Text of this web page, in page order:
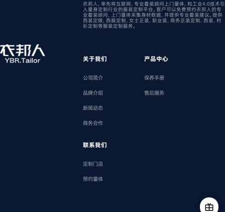
衣邦人，率先将互联网，专业着装顾问上门量体，和工业4.0技术引
入量身定制行业的服装定制平台。客户可以免费预约衣邦人的专
业着装顾问，上门量体采集身材数据，并提供专业着装建议。提供
西装定做，西服定制，女士正装，职业装，商务正装定制，西装，衬
衫定制等服装定制服务。
关于我们
公司简介
品牌介绍
新闻动态
商务合作
产品中心
保养手册
售后服务
联系我们
定制门店
预约量体